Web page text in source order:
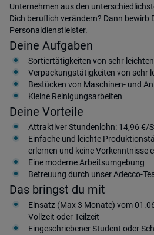
Unternehmen aus den
Dich beruflich verändern? Dann bewirb
Personaldienstleister.
Deine Aufgaben
Sortiertätigkeiten von sehr leichten
Verpackungstätigkeiten von sehr
Bestücken von Maschinen- und
Kleine Reinigungsarbeiten
Deine Vorteile
Attraktiver Stundenlohn: 14,96 €/
Einfache und leichte
erlernen und keine Vorkenntnisse
Eine moderne Arbeitsumgebung
Betreuung durch unser Adecco-
Das bringst du mit
Einsatz (Max 3 Monate) vom
Vollzeit oder Teilzeit
Eingeschriebener Student oder